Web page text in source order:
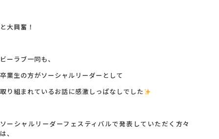
と大興奮！
ビーラブ一同も、
卒業生の方がソーシャルリーダーとして
取り組まれているお話に感激しっぱなしでした
ソーシャルリーダーフェスティバルで発表していただく方々
は、